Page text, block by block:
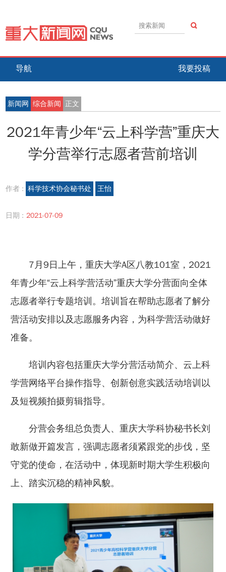
导航 我要投稿
新闻网 综合新闻 正文
2021年青少年“云上科学营”重庆大
学分营举行志愿者营前培训
作者 : 科学技术协会秘书处 王怡
日期 : 2021-07-09
7月9日上午，重庆大学A区八教101室，2021
年青少年“云上科学营活动”重庆大学分营面向全体
志愿者举行专题培训。培训旨在帮助志愿者了解分
营活动安排以及志愿服务内容，为科学营活动做好
准备。
培训内容包括重庆大学分营活动简介、云上科
学营网络平台操作指导、创新创意实践活动培训以
及短视频拍摄剪辑指导。
分营会务组总负责人、重庆大学科协秘书长刘
敢新做开篇发言，强调志愿者须紧跟党的步伐，坚
守党的使命，在活动中，体现新时期大学生积极向
上、踏实沉稳的精神风貌。